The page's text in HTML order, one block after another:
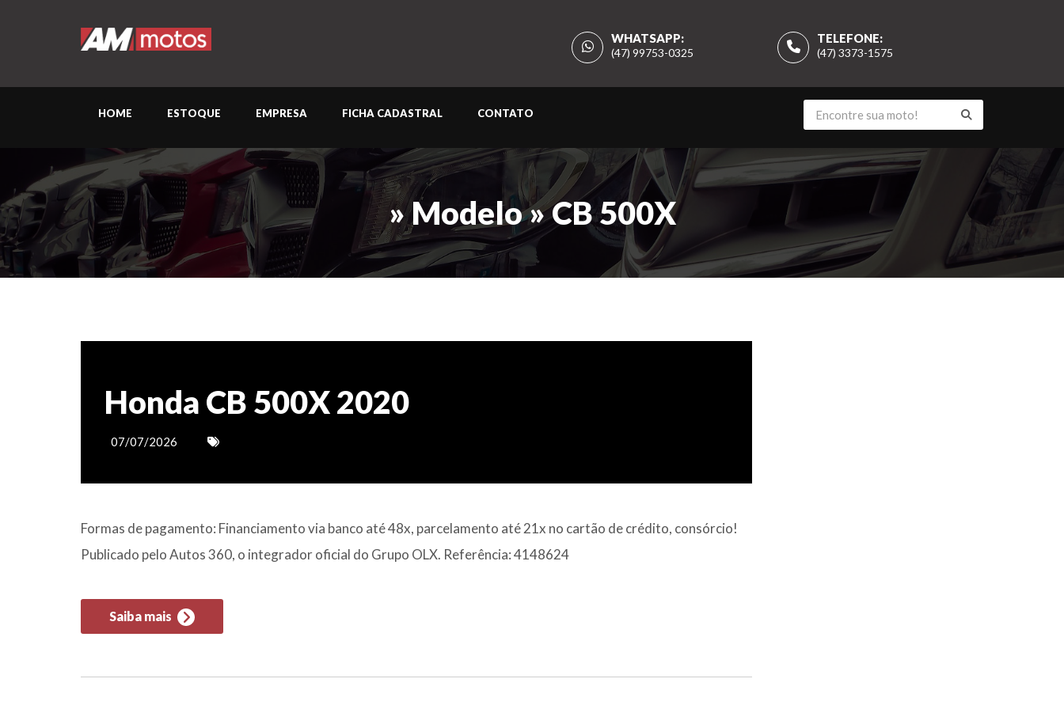
TELEFONE:
(47) 3373-1575
WHATSAPP:
(47) 99753-0325
HOME ESTOQUE EMPRESA FICHA CADASTRAL CONTATO
» Modelo » CB 500X
Honda CB 500X 2020
07/07/2026
Formas de pagamento: Financiamento via banco até 48x, parcelamento até 21x no cartão de crédito, consórcio!
Publicado pelo Autos 360, o integrador oficial do Grupo OLX. Referência: 4148624
Saiba mais